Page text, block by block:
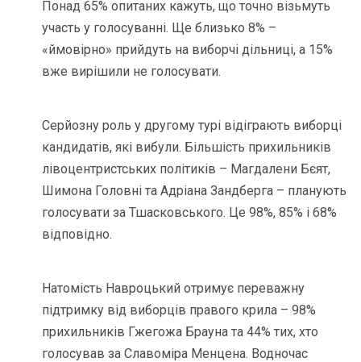
Понад 65% опитаних кажуть, що точно візьмуть
участь у голосуванні. Ще близько 8% –
«ймовірно» прийдуть на виборчі дільниці, а 15%
вже вирішили не голосувати.
Серйозну роль у другому турі відіграють виборці
кандидатів, які вибули. Більшість прихильників
лівоцентристських політиків – Магдалени Бєят,
Шимона Головні та Адріана Зандберга – планують
голосувати за Тшасковського. Це 98%, 85% і 68%
відповідно.
Натомість Навроцький отримує переважну
підтримку від виборців правого крила – 98%
прихильників Гжегожа Брауна та 44% тих, хто
голосував за Славоміра Менцена. Водночас